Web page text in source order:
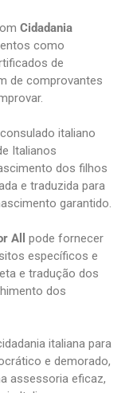
Cidadania
como
de
de comprovantes
italiano
Italianos
dos filhos
e traduzida para
garantido.
All
pode fornecer
específicos e
e tradução dos
dos
italiana para
e demorado,
assessoria eficaz,